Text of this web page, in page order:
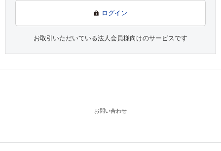
ログイン
お取引いただいている法人会員様向けのサービスです
お問い合わせ